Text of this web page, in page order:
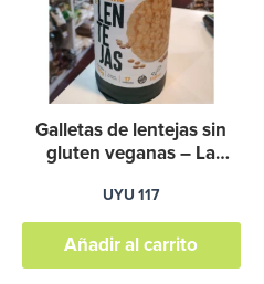
Galletas de lentejas sin
gluten veganas – La
UYU117
Añadir al carrito